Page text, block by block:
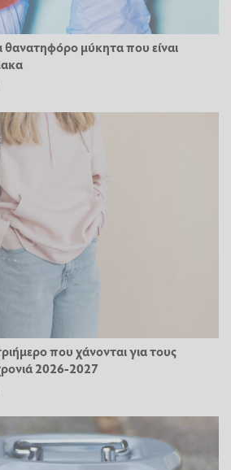
μύκητα που είναι
που χάνονται για τους
2026-2027